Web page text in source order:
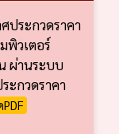
ประกวดราคา
วเตอร์
ผ่านระบบ
ะกวดราคา